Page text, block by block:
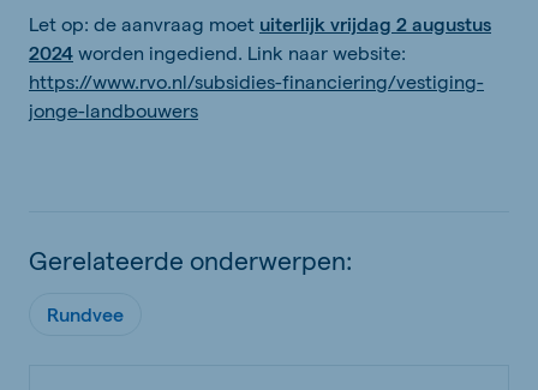
Let op: de aanvraag moet uiterlijk vrijdag 2 augustus
2024 worden ingediend. Link naar website:
https://www.rvo.nl/subsidies-financiering/vestiging-
jonge-landbouwers
Gerelateerde onderwerpen:
Rundvee